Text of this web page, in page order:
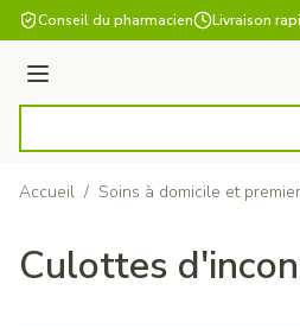
Aller au contenu
Conseil du pharmacien Livraison
Menu
Accueil / Soins à domicile et
Culottes